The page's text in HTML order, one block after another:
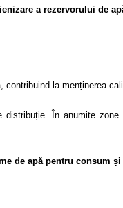
a rezervorului de
la menținerea
În anumite
de apă pentru consum